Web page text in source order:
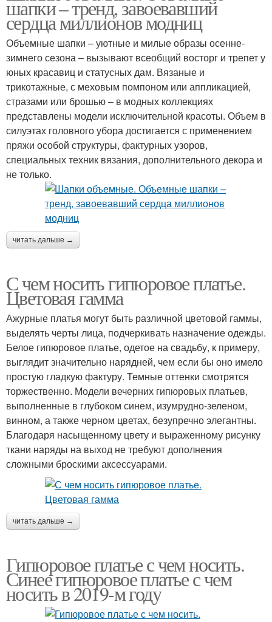
шапки – тренд, завоевавший
сердца миллионов модниц
Объемные шапки – уютные и милые образы осенне-
зимнего сезона – вызывают всеобщий восторг и трепет у
юных красавиц и статусных дам. Вязаные и
трикотажные, с меховым помпоном или аппликацией,
стразами или брошью – в модных коллекциях
представлены модели исключительной красоты. Объем в
силуэтах головного убора достигается с применением
пряжи особой структуры, фактурных узоров,
специальных техник вязания, дополнительного декора и
не только.
читать дальше →
С чем носить гипюровое платье.
Цветовая гамма
Ажурные платья могут быть различной цветовой гаммы,
выделять черты лица, подчеркивать назначение одежды.
Белое гипюровое платье, одетое на свадьбу, к примеру,
выглядит значительно нарядней, чем если бы оно имело
простую гладкую фактуру. Темные оттенки смотрятся
торжественно. Модели вечерних гипюровых платьев,
выполненные в глубоком синем, изумрудно-зеленом,
винном, а также черном цветах, безупречно элегантны.
Благодаря насыщенному цвету и выраженному рисунку
ткани наряды на выход не требуют дополнения
сложными броскими аксессуарами.
читать дальше →
Гипюровое платье с чем носить.
Синее гипюровое платье с чем
носить в 2019-м году